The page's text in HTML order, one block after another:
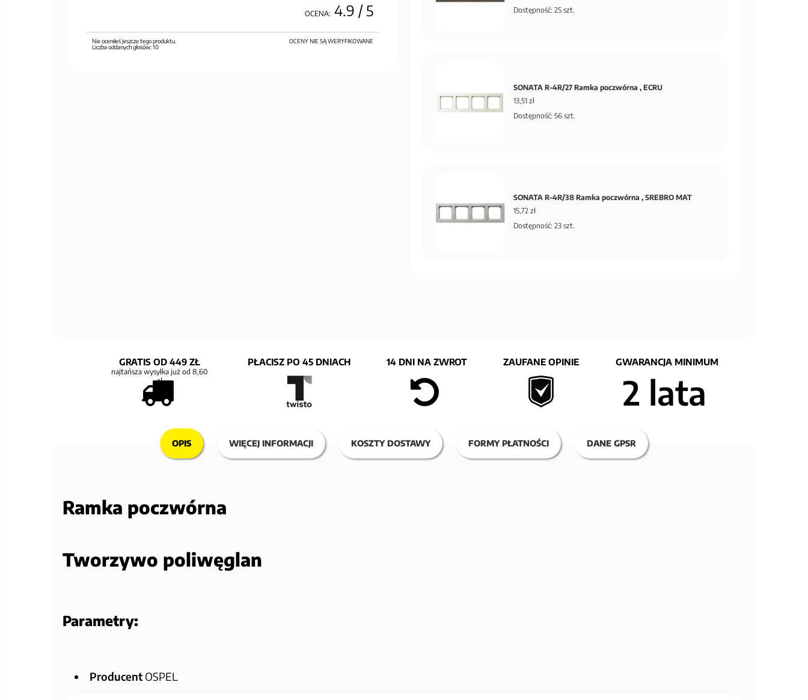
OCENA: 4.9 / 5
OCENY NIE SĄ WERYFIKOWANE
Nie oceniłeś jeszcze tego produktu.
Liczba oddanych głosów:10
Dostępność: 25 szt.
SONATA R-4R/27 Ramka poczwórna , ECRU
13,51 zł
Dostępność: 56 szt.
SONATA R-4R/38 Ramka poczwórna , SREBRO MAT
15,72 zł
Dostępność: 23 szt.
GRATIS OD 449 ZŁ
najtańsza wysyłka już od 8,60
zł
PŁACISZ PO 45 DNIACH 14 DNI NA ZWROT ZAUFANE OPINIE GWARANCJA MINIMUM
2 lata
OPIS WIĘCEJ INFORMACJI KOSZTY DOSTAWY FORMY PŁATNOŚCI DANE GPSR
Ramka poczwórna
Tworzywo poliwęglan
Parametry:
Producent OSPEL